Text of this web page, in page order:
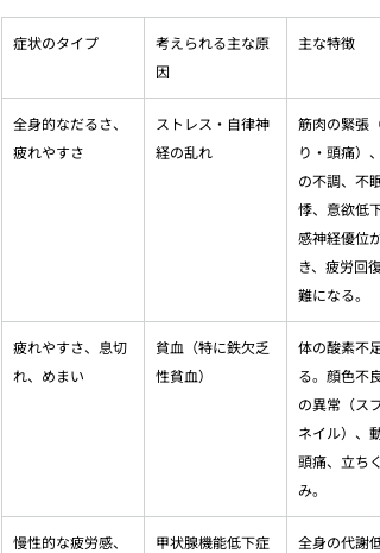
症状のタイプ
考えられる主な原
因
主な特徴
全身的なだるさ、
疲れやすさ
ストレス・自律神
経の乱れ
筋肉の緊張（
り・頭痛）
の不調、不眠
悸、意欲低下
感神経優位が
き、疲労回復
難になる。
疲れやすさ、息切
れ、めまい
貧血（特に鉄欠乏
性貧血）
体の酸素不足
る。顔色不良
の異常（スプ
ネイル）、動
頭痛、立ちく
み。
慢性的な疲労感、 甲状腺機能低下症 全身の代謝低